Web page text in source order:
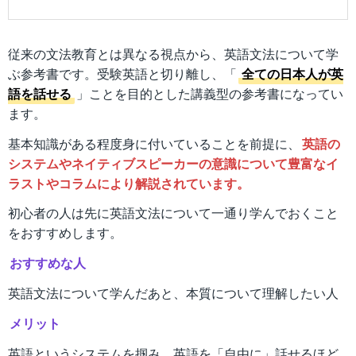
従来の文法教育とは異なる視点から、英語文法について学
ぶ参考書です。受験英語と切り離し、「 全ての日本人が英
語を話せる 」ことを目的とした講義型の参考書になってい
ます。
基本知識がある程度身に付いていることを前提に、 英語の
システムやネイティブスピーカーの意識について豊富なイ
ラストやコラムにより解説されています。
初心者の人は先に英語文法について一通り学んでおくこと
をおすすめします。
おすすめな人
英語文法について学んだあと、本質について理解したい人
メリット